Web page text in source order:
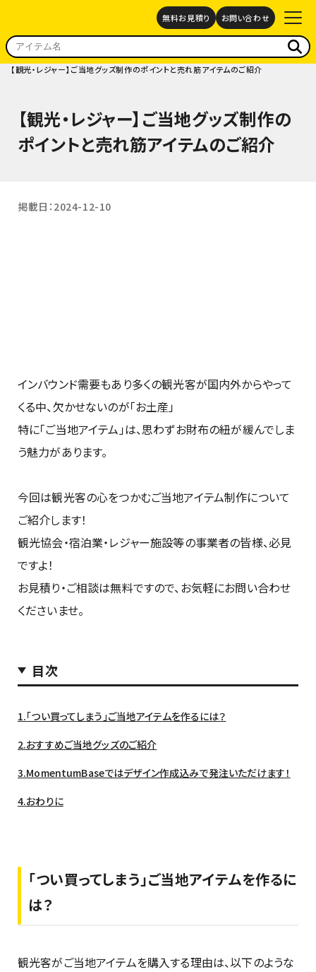
無料お見積り お問い合わせ
TOP
コラム
【観光・レジャー】ご当地グッズ制作のポイントと売れ筋アイテムのご紹介
【観光・レジャー】ご当地グッズ制作の
ポイントと売れ筋アイテムのご紹介
掲載日：2024-12-10
インバウンド需要もあり多くの観光客が国内外からやって
くる中、欠かせないのが「お土産」
特に「ご当地アイテム」は、思わずお財布の紐が緩んでしま
う魅力があります。
今回は観光客の心をつかむご当地アイテム制作について
ご紹介します！
観光協会・宿泊業・レジャー施設等の事業者の皆様、必見
ですよ！
お見積り・ご相談は無料ですので、お気軽にお問い合わせ
くださいませ。
目次
1.「つい買ってしまう」ご当地アイテムを作るには？
2.おすすめご当地グッズのご紹介
3.MomentumBaseではデザイン作成込みで発注いただけます！
4.おわりに
「つい買ってしまう」ご当地アイテムを作るに
は？
観光客がご当地アイテムを購入する理由は、以下のような